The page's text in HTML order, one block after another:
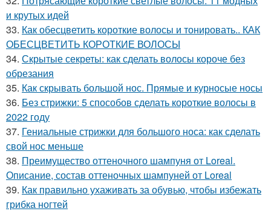
и крутых идей
33. Как обесцветить короткие волосы и тонировать.. КАК
ОБЕСЦВЕТИТЬ КОРОТКИЕ ВОЛОСЫ
34. Скрытые секреты: как сделать волосы короче без
обрезания
35. Как скрывать большой нос. Прямые и курносые носы
36. Без стрижки: 5 способов сделать короткие волосы в
2022 году
37. Гениальные стрижки для большого носа: как сделать
свой нос меньше
38. Преимущество оттеночного шампуня от Loreal.
Описание, состав оттеночных шампуней от Loreal
39. Как правильно ухаживать за обувью, чтобы избежать
грибка ногтей